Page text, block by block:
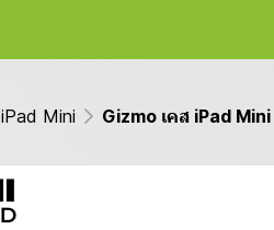
iPad Mini Gizmo เคส iPad